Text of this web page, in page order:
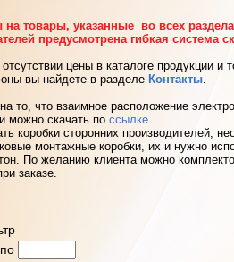
товары, указанные во всех
предусмотрена гибкая система
цены в каталоге продукции и
вы найдете в разделе Контакты
то, что взаимное расположение
можно скачать по ссылке
коробки сторонних производителей,
монтажные коробки, их и нужно
По желанию клиента можно
заказе.
по